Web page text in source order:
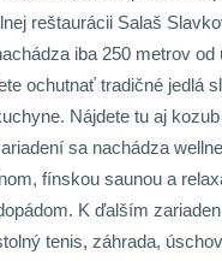
reštaurácii Salaš
iba 250 metrov od
ochutnať tradičné jedlá
Nájdete tu aj
sa nachádza
fínskou saunou a
K ďalším
tenis, záhrada,